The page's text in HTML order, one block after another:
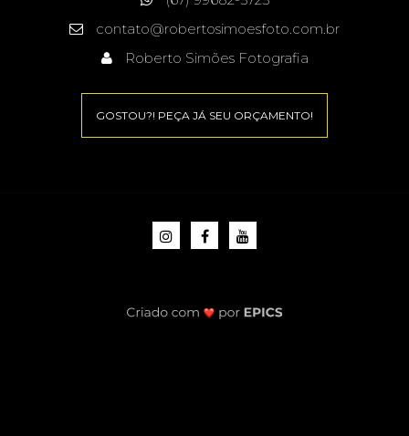
contato@robertosimoesfoto.com.br
Roberto Simões Fotografia
GOSTOU?! PEÇA JÁ SEU ORÇAMENTO!